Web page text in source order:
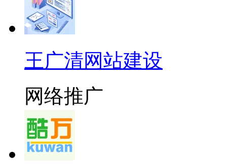
王广清网站建设
网络推广